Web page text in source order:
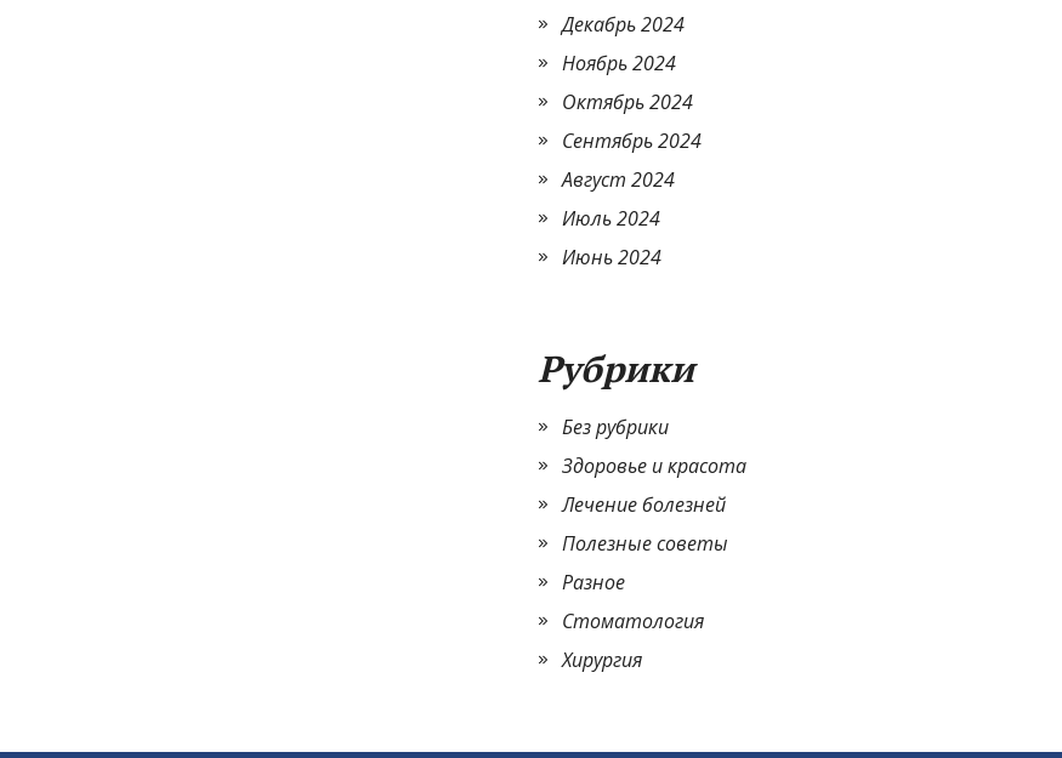
Декабрь 2024
Ноябрь 2024
Октябрь 2024
Сентябрь 2024
Август 2024
Июль 2024
Июнь 2024
Рубрики
Без рубрики
Здоровье и красота
Лечение болезней
Полезные советы
Разное
Стоматология
Хирургия